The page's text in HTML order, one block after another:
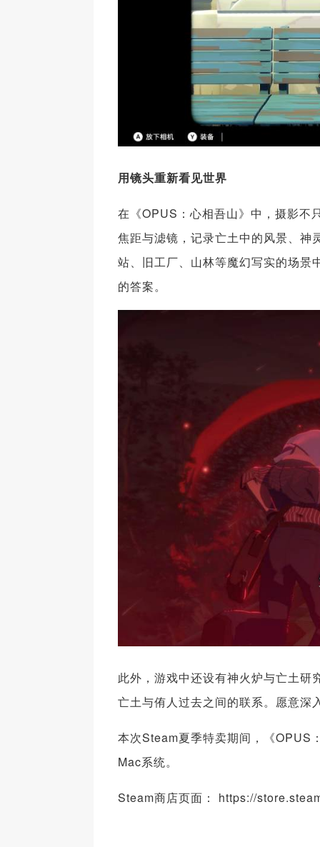
用镜头重新看见世界
在《OPUS：心相吾山》中，摄影不
焦距与滤镜，记录亡土中的风景、神
站、旧工厂、山林等魔幻写实的场景
的答案。
此外，游戏中还设有神火炉与亡土研
亡土与侑人过去之间的联系。愿意深
本次Steam夏季特卖期间，《OPUS
Mac系统。
Steam商店页面： https://